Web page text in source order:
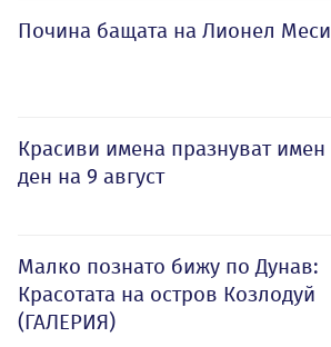
Почина бащата на Лионел Меси
Красиви имена празнуват имен
ден на 9 август
Малко познато бижу по Дунав:
Красотата на остров Козлодуй
(ГАЛЕРИЯ)